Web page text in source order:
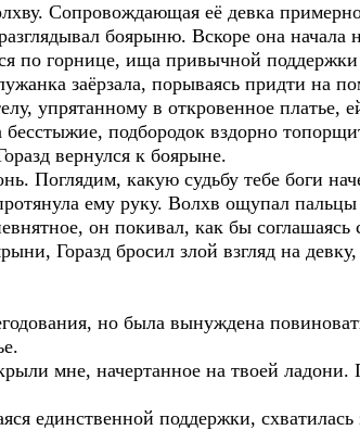
Сопровождающая её девка
боярыню. Вскоре она начала
по горнице, ища привычной
заёрзала, порываясь придти на
упрятанному в откровенное платье,
подбородок вздорно
вернулся к боярыне.
Поглядим, какую судьбу тебе боги
ему руку. Волхв ощупал
он покивал, как бы
Горазд бросил злой взгляд на
но была вынуждена
мне, начертанное на твоей
единственной поддержки,